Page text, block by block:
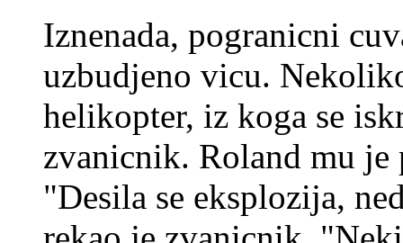
Iznenada, pogranicni
uzbudjeno vicu.
helikopter, iz koga se
zvanicnik. Roland mu je
"Desila se eksplozija,